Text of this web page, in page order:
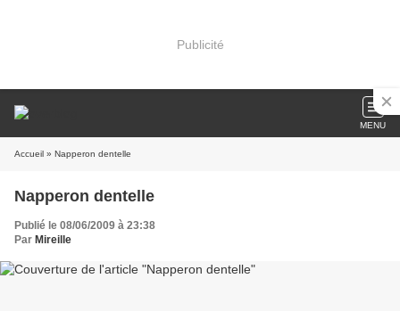
Publicité
MENU
Accueil » Napperon dentelle
Napperon dentelle
Publié le 08/06/2009 à 23:38
Par Mireille